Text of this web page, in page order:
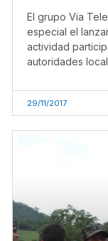
El grupo Via
especial el
actividad
autoridades
29/11/2017